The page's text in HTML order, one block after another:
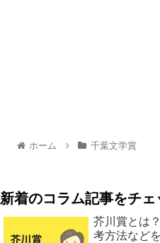
ホーム 千葉文学賞
新着のコラム記事をチェ
芥川賞とは
考方法など